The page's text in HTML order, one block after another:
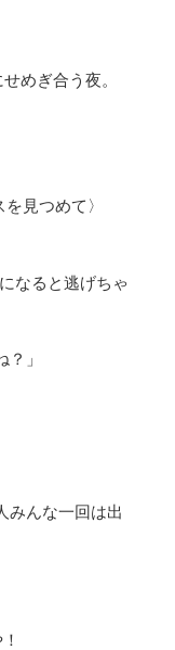
めぎ合う夜。
を見つめて〉
なると逃げちゃ
」
みんな一回は出